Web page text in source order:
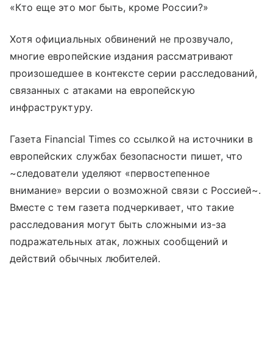
«Кто еще это мог быть, кроме России?»
Хотя официальных обвинений не прозвучало,
многие европейские издания рассматривают
произошедшее в контексте серии расследований,
связанных с атаками на европейскую
инфраструктуру.
Газета Financial Times со ссылкой на источники в
европейских службах безопасности пишет, что
~следователи уделяют «первостепенное
внимание» версии о возможной связи с Россией~.
Вместе с тем газета подчеркивает, что такие
расследования могут быть сложными из-за
подражательных атак, ложных сообщений и
действий обычных любителей.